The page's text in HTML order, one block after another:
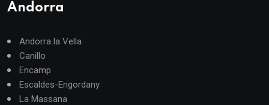
Andorra
Andorra la Vella
Canillo
Encamp
Escaldes-Engordany
La Massana